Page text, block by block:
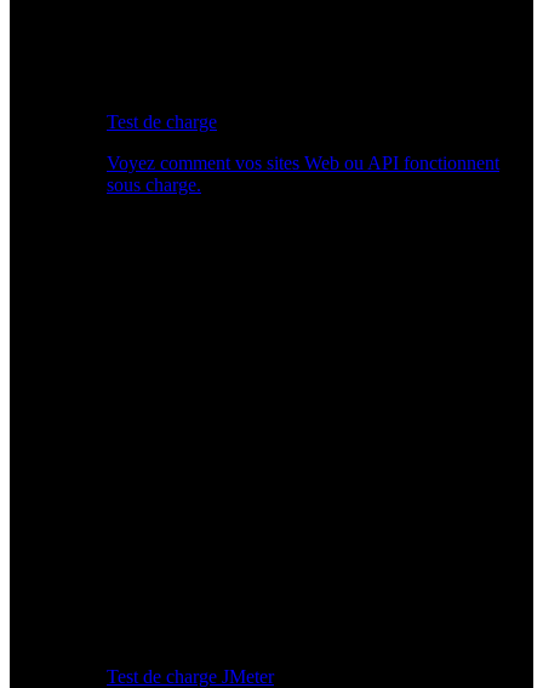
Test de charge
Voyez comment vos sites Web ou API fonctionnent
sous charge.
Test de charge JMeter